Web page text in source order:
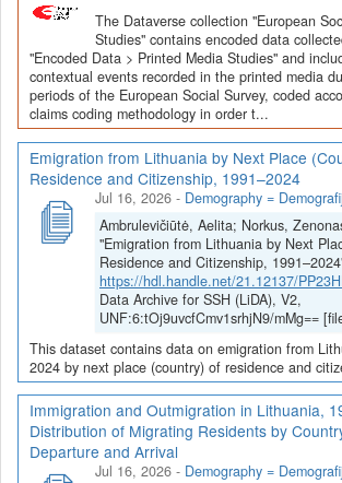
The Dataverse collection "European
Studies" contains encoded data
"Encoded Data > Printed Media Studies" and
contextual events recorded in the printed media
periods of the European Social Survey, coded
claims coding methodology in order t...
Emigration from Lithuania by Next Place
Residence and Citizenship, 1991–2024
Jul 16, 2026 - Demography =
Ambrulevičiūtė, Aelita; Norkus,
"Emigration from Lithuania by Next
Residence and Citizenship,
https://hdl.handle.net/21.12137/
Data Archive for SSH (LiDA), V2,
UNF:6:tOj9uvcfCmv1srhjN9/mMg==
This dataset contains data on emigration from
2024 by next place (country) of residence and
Immigration and Outmigration in Lithuania,
Distribution of Migrating Residents by
Departure and Arrival
Jul 16, 2026 - Demography =